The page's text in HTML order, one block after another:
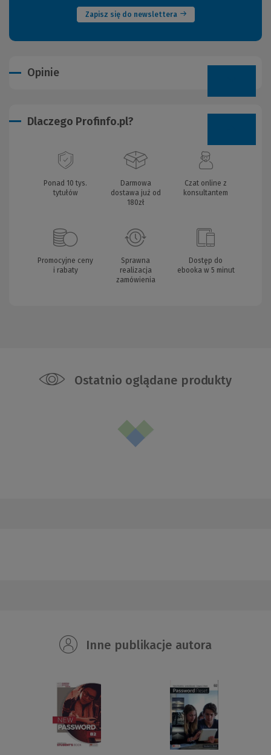
Zapisz się do newslettera
Opinie
Dlaczego Profinfo.pl?
Ponad 10 tys.
tytułów
Darmowa
dostawa już od
180zł
Czat online z
konsultantem
Promocyjne ceny
i rabaty
Sprawna
realizacja
zamówienia
Dostęp do
ebooka w 5 minut
Ostatnio oglądane produkty
Inne publikacje autora